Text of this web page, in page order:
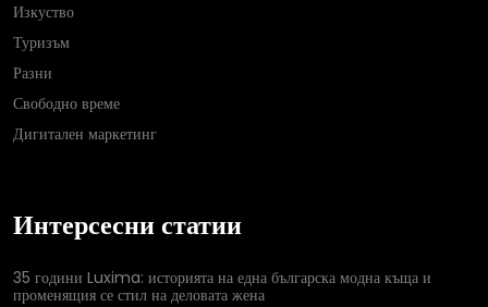
Изкуство
Туризъм
Разни
Свободно време
Дигитален маркетинг
Интерсесни статии
35 години Luxima: историята на една българска модна къща и
променящия се стил на деловата жена